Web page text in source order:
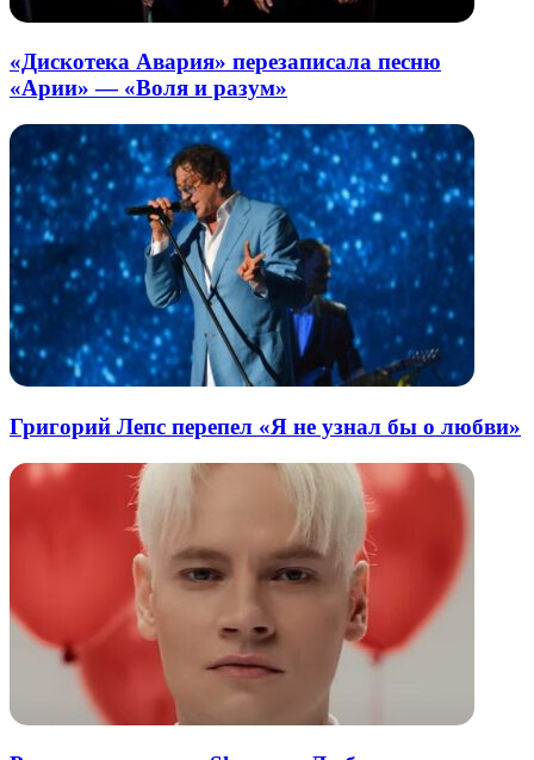
«Дискотека Авария» перезаписала песню
«Арии» — «Воля и разум»
Григорий Лепс перепел «Я не узнал бы о любви»